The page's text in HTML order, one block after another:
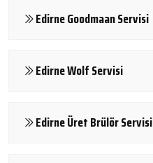
Edirne Goodmaan Servisi
Edirne Wolf Servisi
Edirne Üret Brülör Servisi